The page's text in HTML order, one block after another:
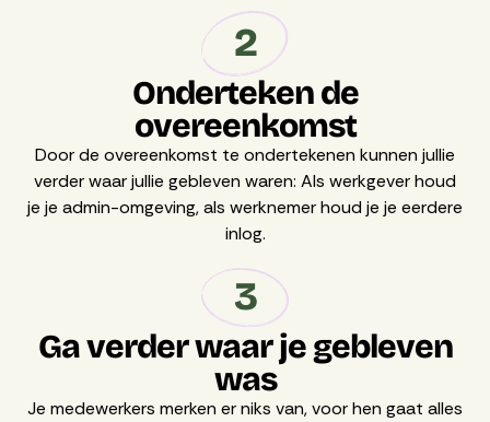
2
Onderteken de
overeenkomst
Door de overeenkomst te ondertekenen kunnen jullie
verder waar jullie gebleven waren: Als werkgever houd
je je admin-omgeving, als werknemer houd je je eerdere
inlog.
3
Ga verder waar je gebleven
was
Je medewerkers merken er niks van, voor hen gaat alles